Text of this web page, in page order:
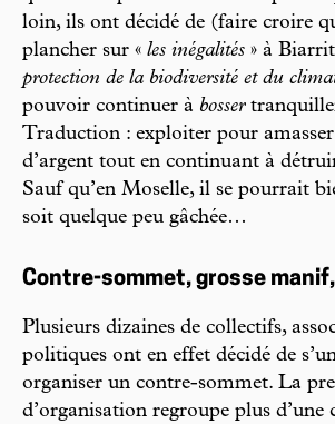
loin, ils ont décidé de (faire croire
plancher sur « les inégalités » à
protection de la biodiversité et du
pouvoir continuer à bosser
Traduction : exploiter pour
d’argent tout en continuant à
Sauf qu’en Moselle, il se pourrait
soit quelque peu gâchée…
Contre-sommet, grosse
Plusieurs dizaines de collectifs,
politiques ont en effet décidé de
organiser un contre-sommet. La
d’organisation regroupe plus d’une